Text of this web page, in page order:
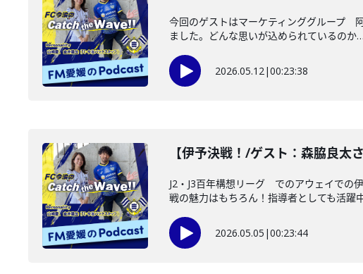
今回のゲストはマーケティンググループ
ました。どんな思いが込められているのか
2026.05.12|00:23:38
【伊予決戦！/ゲスト：森脇良太
J2・J3百年構想リーグ でのアウェイでの
戦の魅力はもちろん！指導者としても活躍
2026.05.05 |00:23:44